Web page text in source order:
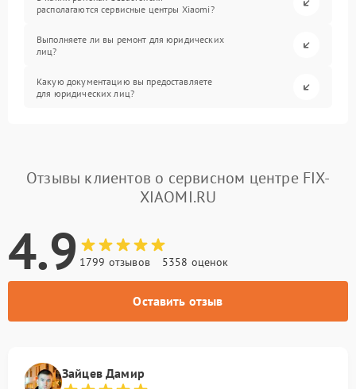
располагаются сервисные центры Xiaomi?
Выполняете ли вы ремонт для юридических
лиц?
Какую документацию вы предоставляете
для юридических лиц?
Отзывы клиентов о сервисном центре FIX-
XIAOMI.RU
4.9 1799 отзывов 5358 оценок
Оставить отзыв
Зайцев Дамир